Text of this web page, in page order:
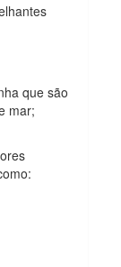
que são
mar;